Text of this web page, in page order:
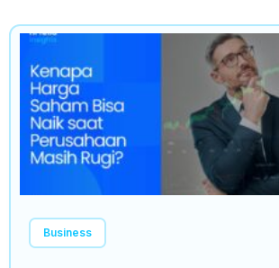
Business